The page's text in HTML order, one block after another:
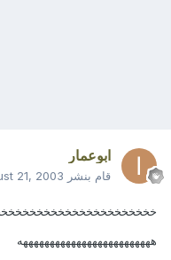
ابوعمار
قام بنشر 21, 2003
هههههههههههههههههههههههههه